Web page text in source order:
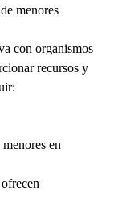
menores
con organismos
recursos y
en